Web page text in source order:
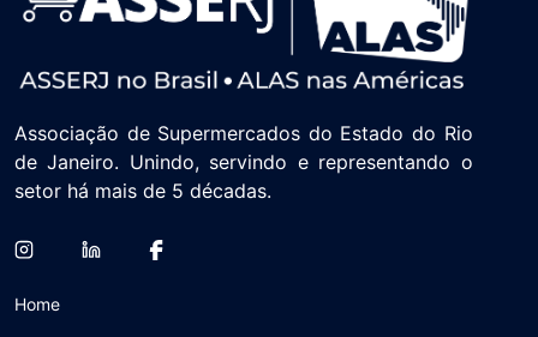
Associação de Supermercados do Estado do Rio
de Janeiro. Unindo, servindo e representando o
setor há mais de 5 décadas.
Home